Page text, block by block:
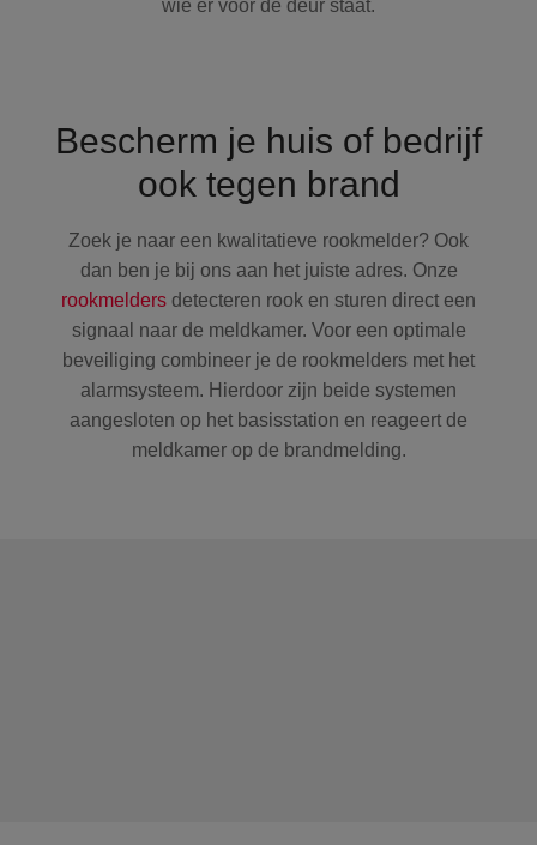
wie er voor de deur staat.
Bescherm je huis of bedrijf
ook tegen brand
Zoek je naar een kwalitatieve rookmelder? Ook
dan ben je bij ons aan het juiste adres. Onze
rookmelders detecteren rook en sturen direct een
signaal naar de meldkamer. Voor een optimale
beveiliging combineer je de rookmelders met het
alarmsysteem. Hierdoor zijn beide systemen
aangesloten op het basisstation en reageert de
meldkamer op de brandmelding.